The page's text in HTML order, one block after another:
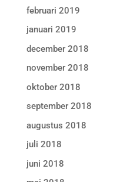
februari 2019
januari 2019
december 2018
november 2018
oktober 2018
september 2018
augustus 2018
juli 2018
juni 2018